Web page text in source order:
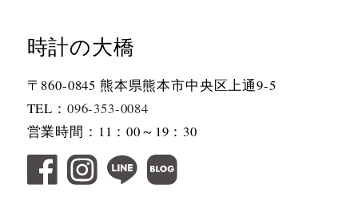
時計の大橋
〒860-0845 熊本県熊本市中央区上通9-5
TEL： 096-353-0084
営業時間：11：00～19：30